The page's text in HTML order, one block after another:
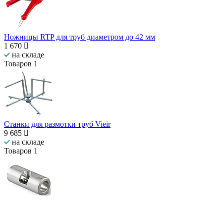
Ножницы RTP для труб диаметром до 42 мм
1 670
на складе
Товаров 1
Станки для размотки труб Vieir
9 685
на складе
Товаров 1